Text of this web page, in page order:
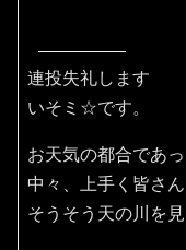
連投失礼します
いそミ☆です。
お天気の都合であ
中々、上手く皆さ
そうそう天の川を